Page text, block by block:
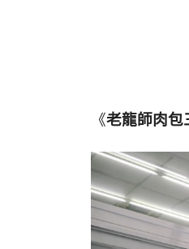
《老龍師肉包